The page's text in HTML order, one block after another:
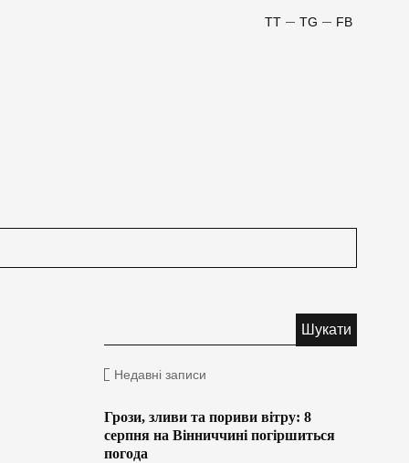
FB
TG
TT
Недавні записи
Грози, зливи та пориви вітру: 8
серпня на Вінниччині погіршиться
погода